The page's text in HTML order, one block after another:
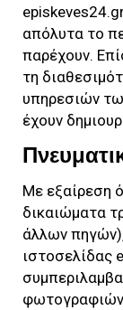
απόλυτα το
παρέχουν.
τη
υπηρεσιών
έχουν
Με εξαίρεση
δικαιώματα
άλλων
ιστοσελίδας